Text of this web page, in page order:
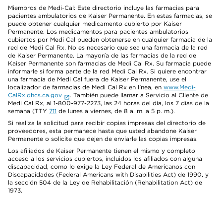
Miembros de Medi-Cal: Este directorio incluye las farmacias para
pacientes ambulatorios de Kaiser Permanente. En estas farmacias, se
puede obtener cualquier medicamento cubierto por Kaiser
Permanente. Los medicamentos para pacientes ambulatorios
cubiertos por Medi Cal pueden obtenerse en cualquier farmacia de la
red de Medi Cal Rx. No es necesario que sea una farmacia de la red
de Kaiser Permanente. La mayoría de las farmacias de la red de
Kaiser Permanente son farmacias de Medi Cal Rx. Su farmacia puede
informarle si forma parte de la red Medi Cal Rx. Si quiere encontrar
una farmacia de Medi Cal fuera de Kaiser Permanente, use el
localizador de farmacias de Medi Cal Rx en línea, en www.Medi-
CalRx.dhcs.ca.gov
. También puede llamar a Servicio al Cliente de
Medi Cal Rx, al 1-800-977-2273, las 24 horas del día, los 7 días de la
semana (TTY 711 de lunes a viernes, de 8 a. m. a 5 p. m.).
Si realiza la solicitud para recibir copias impresas del directorio de
proveedores, esta permanece hasta que usted abandone Kaiser
Permanente o solicite que dejen de enviarle las copias impresas.
Los afiliados de Kaiser Permanente tienen el mismo y completo
acceso a los servicios cubiertos, incluidos los afiliados con alguna
discapacidad, como lo exige la Ley Federal de Americanos con
Discapacidades (Federal Americans with Disabilities Act) de 1990, y
la sección 504 de la Ley de Rehabilitación (Rehabilitation Act) de
1973.